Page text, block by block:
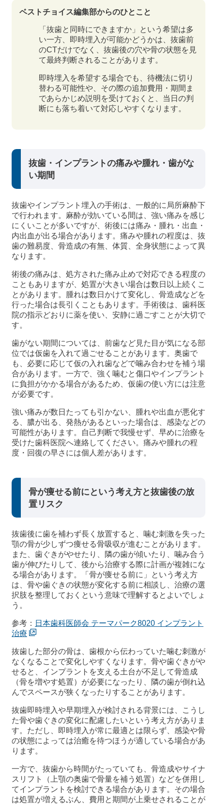
ベストチョイス編集部からのひとこと
「抜歯と同時にできますか」という希望は多
い一方、即時埋入が可能かどうかは、抜歯前
のCTだけでなく、抜歯後の穴や骨の状態を見
て最終判断されることがあります。
即時埋入を希望する場合でも、待機法に切り
替わる可能性や、その際の追加費用・期間ま
であらかじめ説明を受けておくと、当日の判
断にも落ち着いて対応しやすくなります。
抜歯・インプラントの痛みや腫れ・歯がな
い期間
抜歯やインプラント埋入の手術は、一般的に局所麻酔下
で行われます。麻酔が効いている間は、強い痛みを感じ
にくいことが多いですが、術後には痛み・腫れ・出血・
内出血が出る場合があります。痛みや腫れの程度は、抜
歯の難易度、骨造成の有無、体質、全身状態によって異
なります。
術後の痛みは、処方された痛み止めで対応できる程度の
こともありますが、処置が大きい場合は数日以上続くこ
とがあります。腫れは数日かけて変化し、骨造成などを
行った場合は長引くこともあります。手術後は、歯科医
院の指示どおりに薬を使い、安静に過ごすことが大切で
す。
歯がない期間については、前歯など見た目が気になる部
位では仮歯を入れて過ごせることがあります。奥歯で
も、必要に応じて仮の入れ歯などで噛み合わせを補う場
合があります。一方で、強く噛むと傷口やインプラント
に負担がかかる場合があるため、仮歯の使い方には注意
が必要です。
強い痛みが数日たっても引かない、腫れや出血が悪化す
る、膿が出る、発熱があるといった場合は、感染などの
可能性があります。自己判断で我慢せず、早めに治療を
受けた歯科医院へ連絡してください。痛みや腫れの程
度・回復の早さには個人差があります。
骨が痩せる前にという考え方と抜歯後の放
置リスク
抜歯後に歯を補わず長く放置すると、噛む刺激を失った
顎の骨が少しずつ痩せる骨吸収が進むことがあります。
また、歯ぐきがやせたり、隣の歯が傾いたり、噛み合う
歯が伸びたりして、後から治療する際に計画が複雑にな
る場合があります。「骨が痩せる前に」という考え方
は、骨や歯ぐきの状態が変化する前に相談し、治療の選
択肢を整理しておくという意味で理解するとよいでしょ
う。
参考： 日本歯科医師会 テーマパーク8020 インプラント
治療
抜歯した部分の骨は、歯根から伝わっていた噛む刺激が
なくなることで変化しやすくなります。骨や歯ぐきがや
せると、インプラントを支える土台が不足して骨造成
（骨を増やす処置）が必要になったり、隣の歯が倒れ込
んでスペースが狭くなったりすることがあります。
抜歯即時埋入や早期埋入が検討される背景には、こうし
た骨や歯ぐきの変化に配慮したいという考え方がありま
す。ただし、即時埋入が常に最適とは限らず、感染や骨
の状態によっては治癒を待つほうが適している場合があ
ります。
一方で、抜歯から時間がたっていても、骨造成やサイナ
スリフト（上顎の奥歯で骨量を補う処置）などを併用し
てインプラントを検討できる場合があります。その場合
は処置が増えるぶん、費用と期間が上乗せされることが